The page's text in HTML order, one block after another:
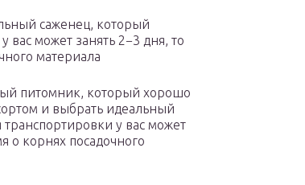
саженец, который
может занять 2−3 дня, то
материала
питомник, который хорошо
и выбрать идеальный
у вас может
о корнях посадочного